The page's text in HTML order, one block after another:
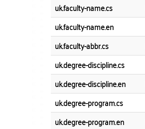
uk.faculty-name.cs
uk.faculty-name.en
uk.faculty-abbr.cs
uk.degree-discipline.cs
uk.degree-discipline.en
uk.degree-program.cs
uk.degree-program.en